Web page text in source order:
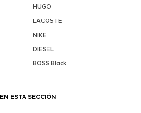
HUGO
LACOSTE
NIKE
DIESEL
BOSS Black
ESTA SECCIÓN